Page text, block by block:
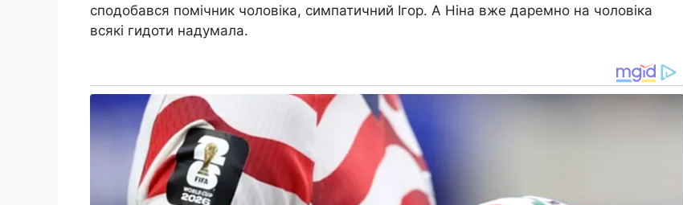
сподобався помічник чоловіка, симпатичний Ігор. А Ніна вже даремно на чоловіка
всякі гидоти надумала.